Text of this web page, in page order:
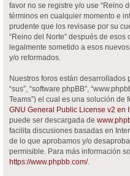
favor no se registre y/o use “Reino
términos en cualquier momento e
prudente que los revisase por su
“Reino del Norte” después de
legalmente sometido a esos
y/o reformados.
Nuestros foros están desarrollados
“sus”, “software phpBB”,
Teams”) el cual es una solución de
GNU General Public License v2 en
puede ser descargada de
facilita discusiones basadas en
de lo que aprobamos y/o
permisible. Para más información
https://www.phpbb.com/.